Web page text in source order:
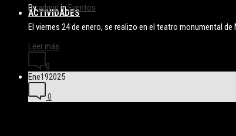
ACTIVIDADES
ByadmininEventos
El viernes 24 de enero, se realizo en el teatro monumental
Leer más
0
Ene192025
0